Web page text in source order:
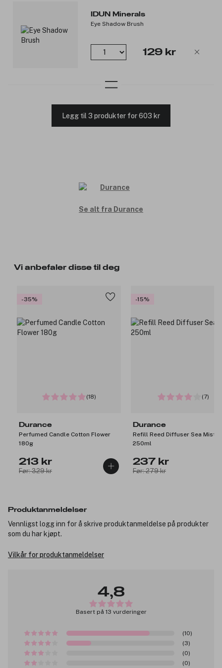
IDUN Minerals
Eye Shadow Brush
129 kr
Legg til 3 produkter for 603 kr
Se alt fra Durance
Vi anbefaler disse til deg
-35%
(18)
Durance
Perfumed Candle Cotton Flower
180g
213 kr
Før: 329 kr
-15%
(7)
Durance
Refill Reed Diffuser Sea Mist
250ml
237 kr
Før: 279 kr
Produktanmeldelser
Vennligst logg inn for å skrive produktanmeldelse på produkter
som du har kjøpt.
Vilkår for produktanmeldelser
4,8
Basert på 13 vurderinger
(10)
(3)
(0)
(0)